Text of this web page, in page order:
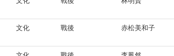
文化 戰後 赤松美和子